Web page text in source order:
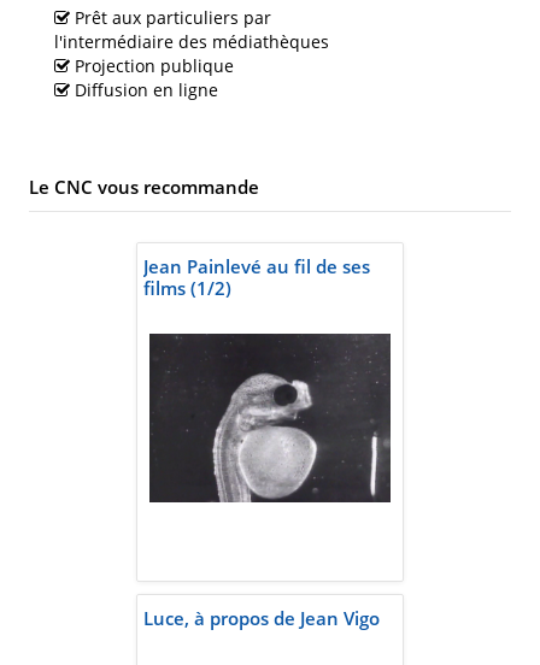
Prêt aux particuliers par
l'intermédiaire des médiathèques
Projection publique
Diffusion en ligne
Le CNC vous recommande
Jean Painlevé au fil de ses
films (1/2)
Luce, à propos de Jean Vigo